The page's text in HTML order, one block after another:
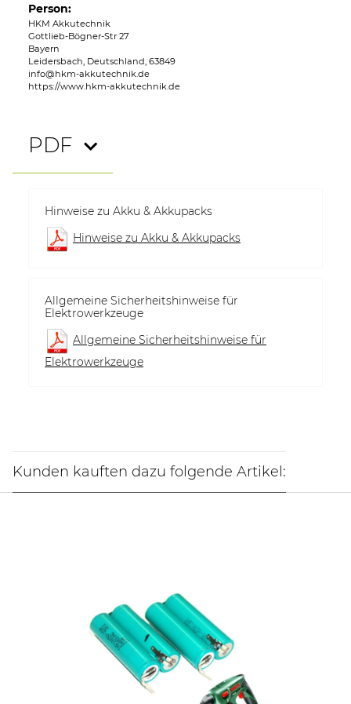
Person:
HKM Akkutechnik
Gottlieb-Bögner-Str 27
Bayern
Leidersbach, Deutschland, 63849
info@hkm-akkutechnik.de
https://www.hkm-akkutechnik.de
PDF
Hinweise zu Akku & Akkupacks
Hinweise zu Akku & Akkupacks
Allgemeine Sicherheitshinweise für
Elektrowerkzeuge
Allgemeine Sicherheitshinweise für
Elektrowerkzeuge
Kunden kauften dazu folgende Artikel: